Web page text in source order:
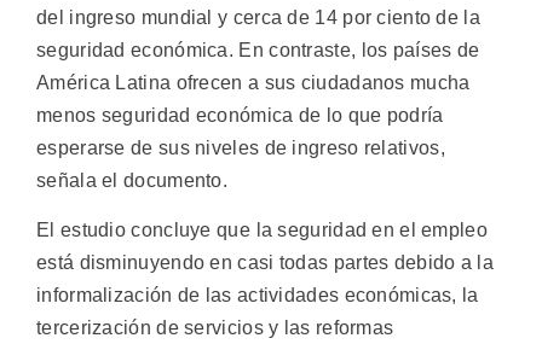
del ingreso mundial y cerca de 14 por ciento de la
seguridad económica. En contraste, los países de
América Latina ofrecen a sus ciudadanos mucha
menos seguridad económica de lo que podría
esperarse de sus niveles de ingreso relativos,
señala el documento.
El estudio concluye que la seguridad en el empleo
está disminuyendo en casi todas partes debido a la
informalización de las actividades económicas, la
tercerización de servicios y las reformas